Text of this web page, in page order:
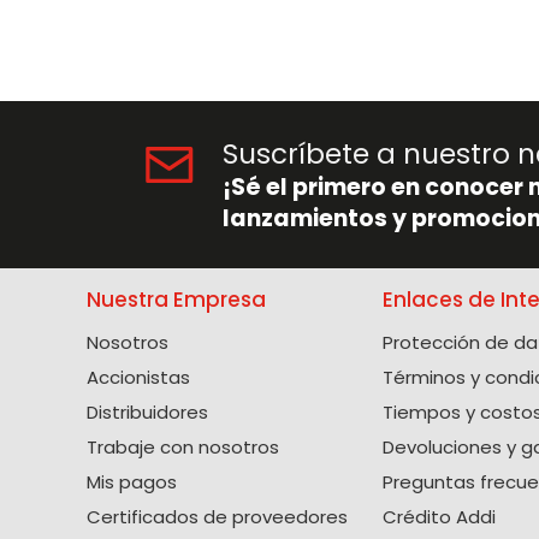
Suscríbete a nuestro
¡Sé el primero en conocer
lanzamientos y
Nuestra Empresa
Nosotros
Accionistas
Distribuidores
Trabaje con nosotros
Mis pagos
Certificados de proveedores
Enlaces de
Protección de
Términos y
Tiempos y
Devoluciones y
Preguntas
Crédito Addi